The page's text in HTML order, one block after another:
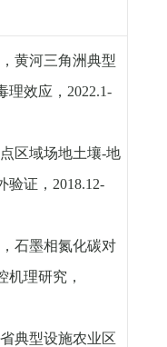
黄河三角洲典型
理效应， 2022.1-
区域场地土壤-地
验证， 2018.12-
石墨相氮化碳对
机理研究，
典型设施农业区